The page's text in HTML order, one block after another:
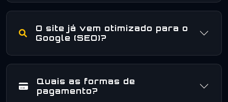
O site já vem otimizado para o
Google (SEO)?
Quais as formas de
pagamento?